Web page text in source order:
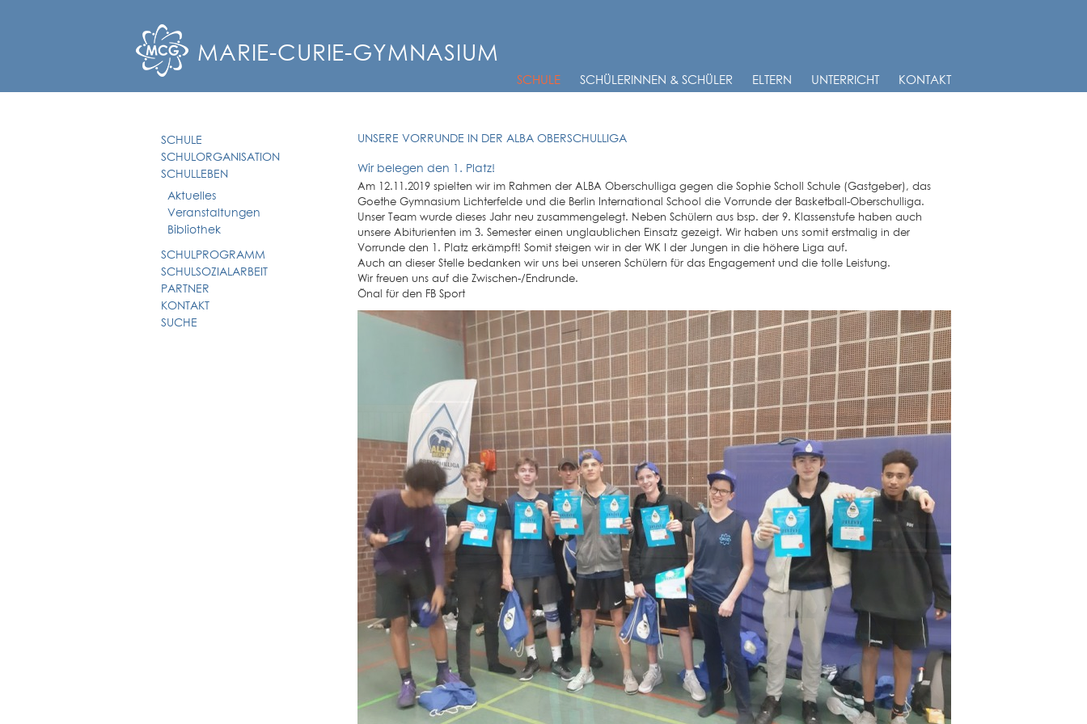
MARIE-CURIE-GYMNASIUM
SCHULE SCHÜLERINNEN & SCHÜLER ELTERN UNTERRICHT KONTAKT
SCHULE
SCHULORGANISATION
SCHULLEBEN
Aktuelles
Veranstaltungen
Bibliothek
SCHULPROGRAMM
SCHULSOZIALARBEIT
PARTNER
KONTAKT
SUCHE
UNSERE VORRUNDE IN DER ALBA OBERSCHULLIGA
Wir belegen den 1. Platz!
Am 12.11.2019 spielten wir im Rahmen der ALBA Oberschulliga gegen die Sophie Scholl Schule (Gastgeber), das
Goethe Gymnasium Lichterfelde und die Berlin International School die Vorrunde der Basketball-Oberschulliga.
Unser Team wurde dieses Jahr neu zusammengelegt. Neben Schülern aus bsp. der 9. Klassenstufe haben auch
unsere Abiturienten im 3. Semester einen unglaublichen Einsatz gezeigt. Wir haben uns somit erstmalig in der
Vorrunde den 1. Platz erkämpft! Somit steigen wir in der WK I der Jungen in die höhere Liga auf.
Auch an dieser Stelle bedanken wir uns bei unseren Schülern für das Engagement und die tolle Leistung.
Wir freuen uns auf die Zwischen-/Endrunde.
Önal für den FB Sport